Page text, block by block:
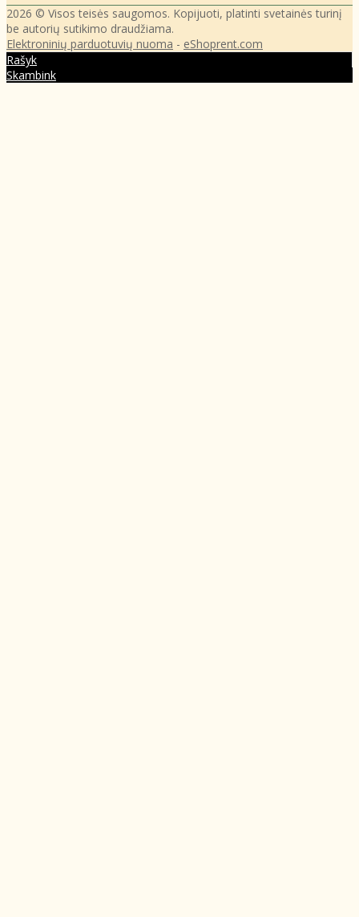
2026 © Visos teisės saugomos. Kopijuoti, platinti svetainės turinį
be autorių sutikimo draudžiama.
Elektroninių parduotuvių nuoma - eShoprent.com
Rašyk
Skambink